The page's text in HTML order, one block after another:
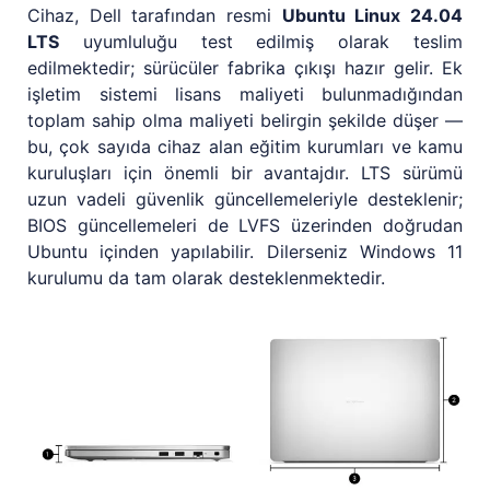
Cihaz, Dell tarafından resmi Ubuntu Linux 24.04
LTS uyumluluğu test edilmiş olarak teslim
edilmektedir; sürücüler fabrika çıkışı hazır gelir. Ek
işletim sistemi lisans maliyeti bulunmadığından
toplam sahip olma maliyeti belirgin şekilde düşer —
bu, çok sayıda cihaz alan eğitim kurumları ve kamu
kuruluşları için önemli bir avantajdır. LTS sürümü
uzun vadeli güvenlik güncellemeleriyle desteklenir;
BIOS güncellemeleri de LVFS üzerinden doğrudan
Ubuntu içinden yapılabilir. Dilerseniz Windows 11
kurulumu da tam olarak desteklenmektedir.